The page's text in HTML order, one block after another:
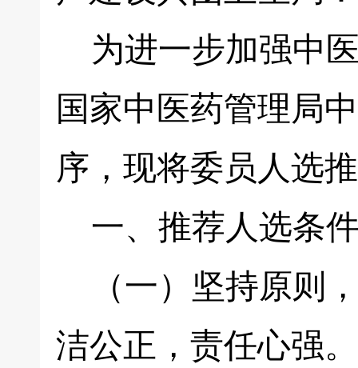
为进一步加强中
国家中医药管理局
序，现将委员人选
一、推荐人选条
（一）坚持原则
洁公正，责任心强。